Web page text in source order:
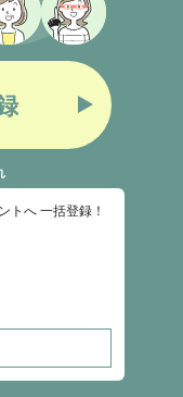
トへ 一括登録！